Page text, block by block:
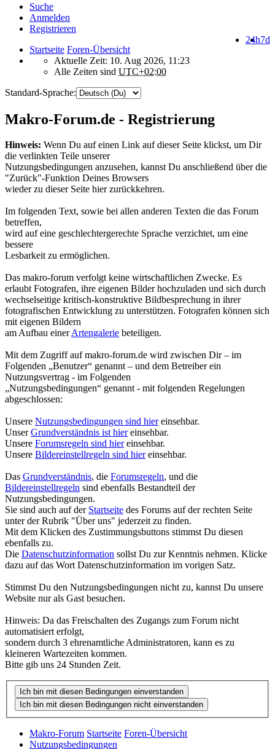
Suche
Anmelden
Registrieren
7d
24h
Startseite Foren-Übersicht
Aktuelle Zeit: 10. Aug 2026, 11:23
Alle Zeiten sind UTC+02:00
Standard-Sprache:
Makro-Forum.de - Registrierung
Hinweis: Wenn Du auf einen Link auf dieser Seite klickst, um Dir
die verlinkten Teile unserer
Nutzungsbedingungen anzusehen, kannst Du anschließend über die
"Zurück"-Funktion Deines Browsers
wieder zu dieser Seite hier zurückkehren.
Im folgenden Text, sowie bei allen anderen Texten die das Forum
betreffen,
wird auf eine geschlechtergerechte Sprache verzichtet, um eine
bessere
Lesbarkeit zu ermöglichen.
Das makro-forum verfolgt keine wirtschaftlichen Zwecke. Es
erlaubt Fotografen, ihre eigenen Bilder hochzuladen und sich durch
wechselseitige kritisch-konstruktive Bildbesprechung in ihrer
fotografischen Entwicklung zu unterstützen. Fotografen können sich
mit eigenen Bildern
am Aufbau einerArtengalerie beteiligen.
Mit dem Zugriff auf makro-forum.de wird zwischen Dir – im
Folgenden „Benutzer“ genannt – und dem Betreiber ein
Nutzungsvertrag - im Folgenden
„Nutzungsbedingungen“ genannt - mit folgenden Regelungen
abgeschlossen:
Unsere Nutzungsbedingungen sind hiereinsehbar.
UnserGrundverständnis ist hiereinsehbar.
Unsere Forumsregeln sind hiereinsehbar.
Unsere Bildereinstellregeln sind hiereinsehbar.
Das Grundverständnis, die Forumsregeln, und die
Bildereinstellregeln sind ebenfalls Bestandteil der
Nutzungsbedingungen.
Sie sind auch auf der Startseite des Forums auf der rechten Seite
unter der Rubrik "Über uns" jederzeit zu finden.
Mit dem Klicken des Zustimmungsbuttons stimmst Du diesen
ebenfalls zu.
Die Datenschutzinformation sollst Du zur Kenntnis nehmen. Klicke
dazu auf das Wort Datenschutzinformation im vorigen Satz.
Stimmst Du den Nutzungsbedingungen nicht zu, kannst Du unsere
Website nur als Gast besuchen.
Hinweis: Da das Freischalten des Zugangs zum Forum nicht
automatisiert erfolgt,
sondern durch 3 ehrenamtliche Administratoren, kann es zu
kleineren Wartezeiten kommen.
Bitte gib uns 24 Stunden Zeit.
Makro-Forum Startseite Foren-Übersicht
Nutzungsbedingungen